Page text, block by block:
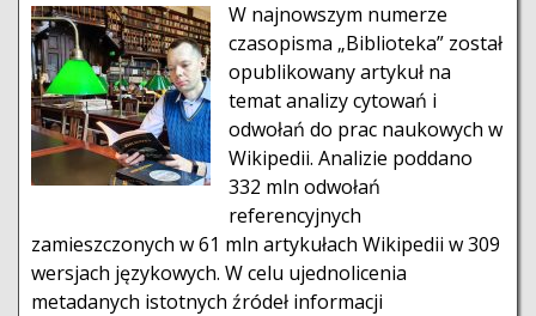
W najnowszym numerze
czasopisma „Biblioteka” został
opublikowany artykuł na
temat analizy cytowań i
odwołań do prac naukowych w
Wikipedii. Analizie poddano
332 mln odwołań
referencyjnych
zamieszczonych w 61 mln artykułach Wikipedii w 309
wersjach językowych. W celu ujednolicenia
metadanych istotnych źródeł informacji